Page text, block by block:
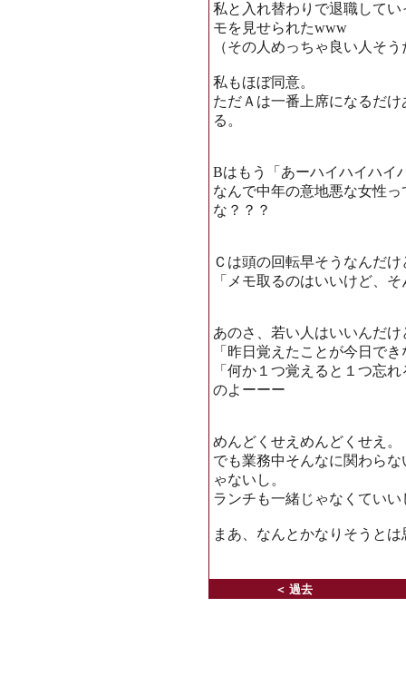
私と入れ替わりで退職して
モを見せられたwww
（その人めっちゃ良い人そ
私もほぼ同意。
ただＡは一番上席になるだ
る。
Bはもう「あーハイハイハイ
なんで中年の意地悪な女性
な？？？
Ｃは頭の回転早そうなんだ
「メモ取るのはいいけど、
あのさ、若い人はいいんだ
「昨日覚えたことが今日で
「何か１つ覚えると１つ忘れ
のよーーー
めんどくせえめんどくせえ。
でも業務中そんなに関わら
ゃないし。
ランチも一緒じゃなくてい
まあ、なんとかなりそうと
＜ 過去